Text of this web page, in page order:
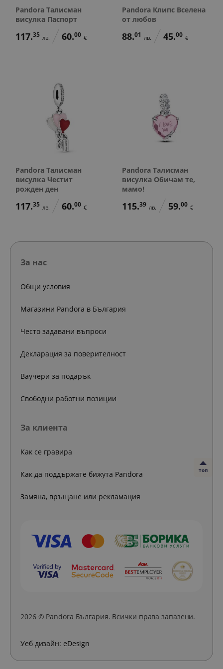
Pandora Талисман
висулка Паспорт
117.35 лв. 60.00 €
Pandora Клипс Вселена
от любов
88.01 лв. 45.00 €
Pandora Талисман
висулка Честит
рожден ден
117.35 лв. 60.00 €
Pandora Талисман
висулка Обичам те,
мамо!
115.39 лв. 59.00 €
топ
За нас
Общи условия
Магазини Pandora в България
Често задавани въпроси
Декларация за поверителност
Ваучери за подарък
Свободни работни позиции
За клиента
Как се гравира
Как да поддържате бижута Pandora
Замяна, връщане или рекламация
2026 © Pandora България. Всички права запазени.
Уеб дизайн: eDesign